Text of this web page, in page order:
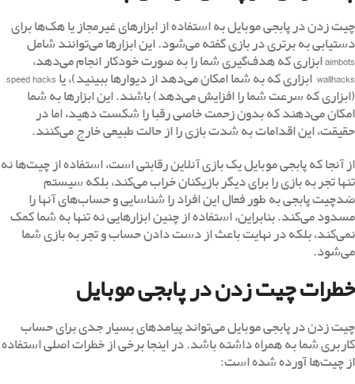
چیت زدن در پابجی موبایل به استفاده از ابزارهای غیرمجاز یا هک‌ها برای
دستیابی به برتری در بازی گفته می‌شود. این ابزارها می‌توانند شامل
aimbots ابزاری که هدف‌گیری شما را به صورت خودکار انجام می‌دهد،
wallhacks ابزاری که به شما امکان می‌دهد از دیوارها ببینید)، یا speed hacks
(ابزاری که سرعت شما را افزایش می‌دهد) باشند. این ابزارها به شما
امکان می‌دهند که بدون زحمت خاصی رقبا را شکست دهید، اما در
حقیقت، این اقدامات به شدت بازی را از حالت طبیعی خارج می‌کنند.
از آنجا که پابجی موبایل یک بازی آنلاین رقابتی است، استفاده از چیت‌ها نه
تنها تجربه بازی را برای دیگر بازیکنان خراب می‌کند، بلکه سیستم
ضدچیت پابجی به طور فعال این افراد را شناسایی و حساب‌های آنها را
مسدود می‌کند. بنابراین، استفاده از چنین ابزارهایی نه تنها به شما کمک
نمی‌کند، بلکه در نهایت باعث از دست دادن حساب و تجربه بازی شما
می‌شود.
خطرات چیت زدن در پابجی موبایل
چیت زدن در پابجی موبایل می‌تواند پیامدهای بسیار جدی برای حساب
کاربری شما به همراه داشته باشد. در اینجا برخی از خطرات اصلی استفاده
از چیت‌ها آورده شده است: